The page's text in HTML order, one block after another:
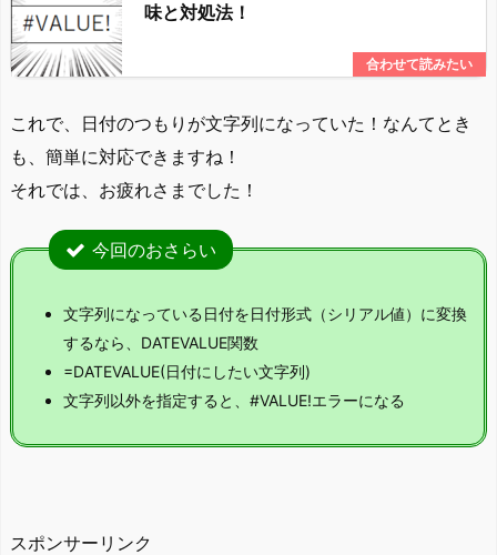
味と対処法！
これで、日付のつもりが文字列になっていた！なんてとき
も、簡単に対応できますね！
それでは、お疲れさまでした！
今回のおさらい
文字列になっている日付を日付形式（シリアル値）に変換
するなら、DATEVALUE関数
=DATEVALUE(日付にしたい文字列)
文字列以外を指定すると、#VALUE!エラーになる
スポンサーリンク